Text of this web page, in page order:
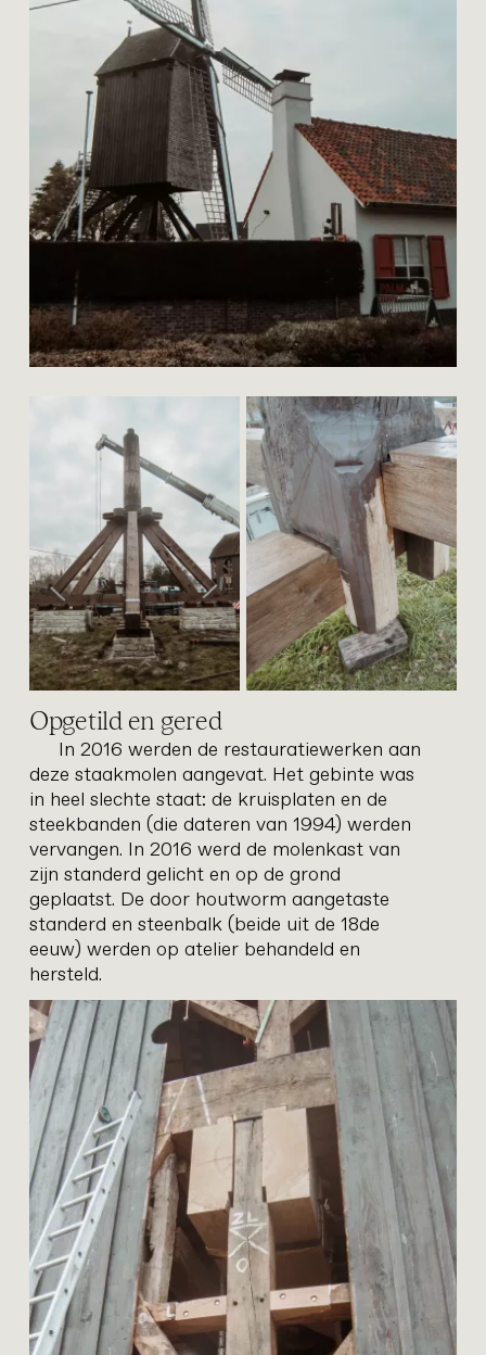
Opgetild en gered
In 2016 werden de restauratiewerken aan
deze staakmolen aangevat. Het gebinte was
in heel slechte staat: de kruisplaten en de
steekbanden (die dateren van 1994) werden
vervangen. In 2016 werd de molenkast van
zijn standerd gelicht en op de grond
geplaatst. De door houtworm aangetaste
standerd en steenbalk (beide uit de 18de
eeuw) werden op atelier behandeld en
hersteld.
cottem restauratie
doem restauratie
graaf restauratie